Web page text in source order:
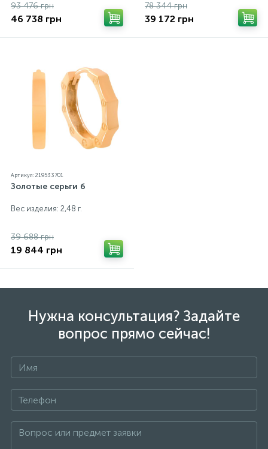
93 476 грн
46 738 грн
78 344 грн
39 172 грн
Артикул: 219533701
Золотые серьги б
Вес изделия: 2,48 г.
39 688 грн
19 844 грн
Нужна консультация? Задайте
вопрос прямо сейчас!